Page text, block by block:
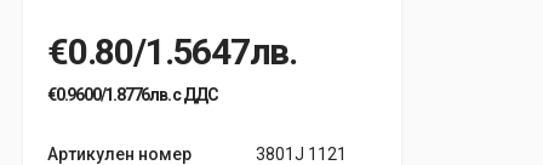
€0.80/1.5647лв.
€0.9600/1.8776лв. с ДДС
Артикулен номер
3801J 1121